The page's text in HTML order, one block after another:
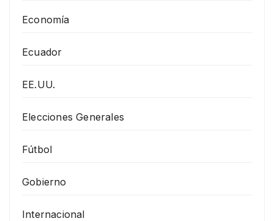
Economía
Ecuador
EE.UU.
Elecciones Generales
Fútbol
Gobierno
Internacional